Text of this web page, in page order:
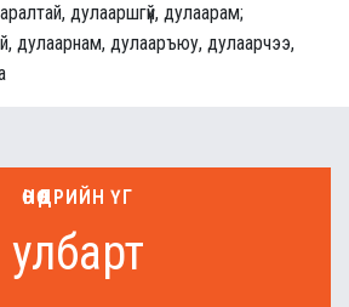
дулааршгүй, дулаарам;
дулаарнам, дулааръюу, дулаарчээ,
ӨНӨӨДРИЙН ҮГ
улбарт